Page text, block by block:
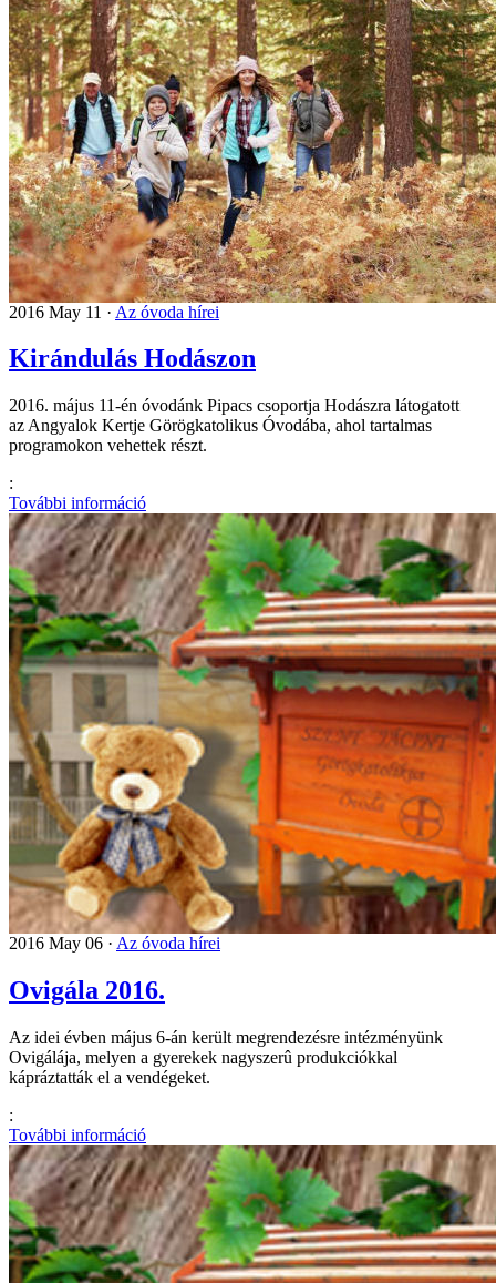
2016 May 11 · Az óvoda hírei
Kirándulás Hodászon
2016. május 11-én óvodánk Pipacs csoportja Hodászra látogatott
az Angyalok Kertje Görögkatolikus Óvodába, ahol tartalmas
programokon vehettek részt.
:
További információ
2016 May 06 · Az óvoda hírei
Ovigála 2016.
Az idei évben május 6-án került megrendezésre intézményünk
Ovigálája, melyen a gyerekek nagyszerû produkciókkal
kápráztatták el a vendégeket.
:
További információ